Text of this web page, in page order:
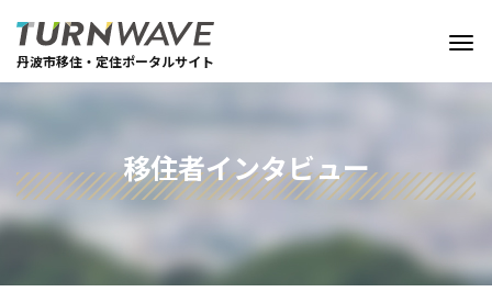
丹波市移住・定住ポータルサイト
移住者インタビュー